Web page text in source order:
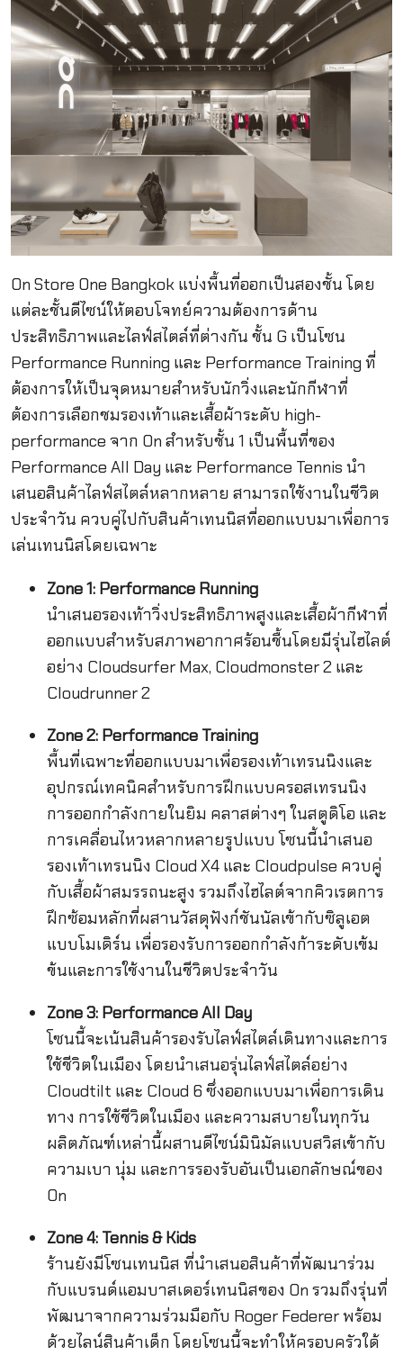
On Store One Bangkok แบ่งพื้นที่ออกเป็นสองชั้น โดย
แต่ละชั้นดีไซน์ให้ตอบโจทย์ความต้องการด้าน
ประสิทธิภาพและไลฟ์สไตล์ที่ต่างกัน ชั้น G เป็นโซน
Performance Running และ Performance Training ที่
ต้องการให้เป็นจุดหมายสำหรับนักวิ่งและนักกีฬาที่
ต้องการเลือกชมรองเท้าและเสื้อผ้าระดับ high-
performance จาก On สำหรับชั้น 1 เป็นพื้นที่ของ
Performance All Day และ Performance Tennis นำ
เสนอสินค้าไลฟ์สไตล์หลากหลาย สามารถใช้งานในชีวิต
ประจำวัน ควบคู่ไปกับสินค้าเทนนิสที่ออกแบบมาเพื่อการ
เล่นเทนนิสโดยเฉพาะ
Zone 1: Performance Running
นำเสนอรองเท้าวิ่งประสิทธิภาพสูงและเสื้อผ้ากีฬาที่
ออกแบบสำหรับสภาพอากาศร้อนชื้นโดยมีรุ่นไฮไลต์
อย่าง Cloudsurfer Max, Cloudmonster 2 และ
Cloudrunner 2
Zone 2: Performance Training
พื้นที่เฉพาะที่ออกแบบมาเพื่อรองเท้าเทรนนิงและ
อุปกรณ์เทคนิคสำหรับการฝึกแบบครอสเทรนนิง
การออกกำลังกายในยิม คลาสต่างๆ ในสตูดิโอ และ
การเคลื่อนไหวหลากหลายรูปแบบ โซนนี้นำเสนอ
รองเท้าเทรนนิง Cloud X4 และ Cloudpulse ควบคู่
กับเสื้อผ้าสมรรถนะสูง รวมถึงไฮไลต์จากคิวเรตการ
ฝึกซ้อมหลักที่ผสานวัสดุฟังก์ชันนัลเข้ากับซิลูเอต
แบบโมเดิร์น เพื่อรองรับการออกกำลังก้าระดับเข้ม
ข้นและการใช้งานในชีวิตประจำวัน
Zone 3: Performance All Day
โซนนี้จะเน้นสินค้ารองรับไลฟ์สไตล์เดินทางและการ
ใช้ชีวิตในเมือง โดยนำเสนอรุ่นไลฟ์สไตล์อย่าง
Cloudtilt และ Cloud 6 ซึ่งออกแบบมาเพื่อการเดิน
ทาง การใช้ชีวิตในเมือง และความสบายในทุกวัน
ผลิตภัณฑ์เหล่านี้ผสานดีไซน์มินิมัลแบบสวิสเข้ากับ
ความเบา นุ่ม และการรองรับอันเป็นเอกลักษณ์ของ
On
Zone 4: Tennis & Kids
ร้านยังมีโซนเทนนิส ที่นำเสนอสินค้าที่พัฒนาร่วม
กับแบรนด์แอมบาสเดอร์เทนนิสของ On รวมถึงรุ่นที่
พัฒนาจากความร่วมมือกับ Roger Federer พร้อม
ด้วยไลน์สินค้าเด็ก โดยโซนนี้จะทำให้ครอบครัวใด้